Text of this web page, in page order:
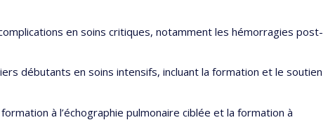
en soins critiques, notamment les hémorragies post-
débutants en soins intensifs, incluant la formation et le soutien
à l’échographie pulmonaire ciblée et la formation à